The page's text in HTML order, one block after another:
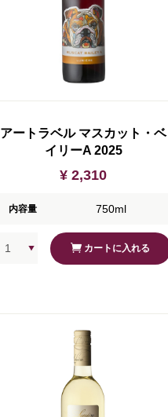
アートラベル マスカット・ベ
イリーA 2025
¥ 2,310
内容量 750ml
カートに入れる